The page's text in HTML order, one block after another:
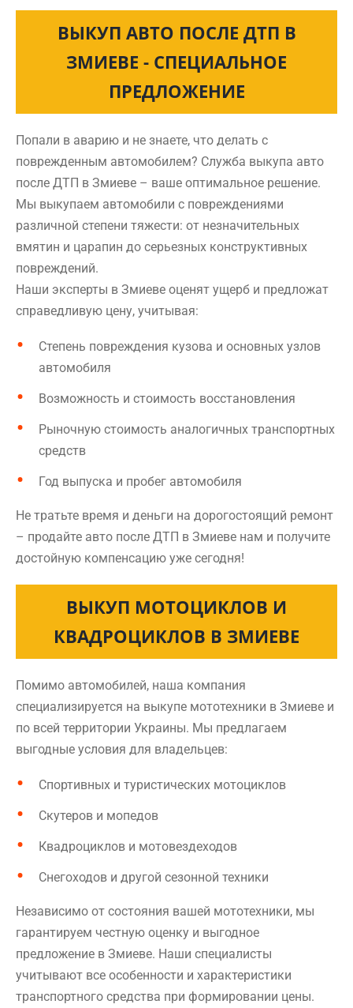
ВЫКУП АВТО ПОСЛЕ ДТП В
ЗМИЕВЕ - СПЕЦИАЛЬНОЕ
ПРЕДЛОЖЕНИЕ
Попали в аварию и не знаете, что делать с
поврежденным автомобилем? Служба выкупа авто
после ДТП в Змиеве – ваше оптимальное решение.
Мы выкупаем автомобили с повреждениями
различной степени тяжести: от незначительных
вмятин и царапин до серьезных конструктивных
повреждений.
Наши эксперты в Змиеве оценят ущерб и предложат
справедливую цену, учитывая:
Степень повреждения кузова и основных узлов
автомобиля
Возможность и стоимость восстановления
Рыночную стоимость аналогичных транспортных
средств
Год выпуска и пробег автомобиля
Не тратьте время и деньги на дорогостоящий ремонт
– продайте авто после ДТП в Змиеве нам и получите
достойную компенсацию уже сегодня!
ВЫКУП МОТОЦИКЛОВ И
КВАДРОЦИКЛОВ В ЗМИЕВЕ
Помимо автомобилей, наша компания
специализируется на выкупе мототехники в Змиеве и
по всей территории Украины. Мы предлагаем
выгодные условия для владельцев:
Спортивных и туристических мотоциклов
Скутеров и мопедов
Квадроциклов и мотовездеходов
Снегоходов и другой сезонной техники
Независимо от состояния вашей мототехники, мы
гарантируем честную оценку и выгодное
предложение в Змиеве. Наши специалисты
учитывают все особенности и характеристики
транспортного средства при формировании цены.